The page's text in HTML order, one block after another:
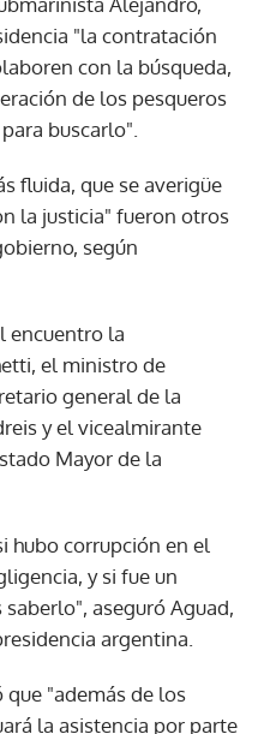
"la contratación
con la búsqueda,
de los pesqueros
buscarlo".
fluida, que se averigüe
la justicia" fueron otros
según
encuentro la
el ministro de
general de la
y el vicealmirante
Mayor de la
hubo corrupción en el
y si fue un
aseguró Aguad,
argentina.
"además de los
la asistencia por parte